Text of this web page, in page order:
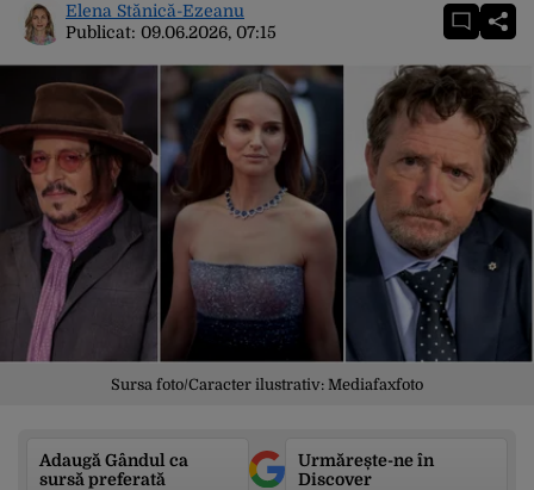
Elena Stănică-Ezeanu
Publicat: 09.06.2026, 07:15
Sursa foto/Caracter ilustrativ: Mediafaxfoto
Adaugă Gândul ca
sursă preferată
Urmărește-ne în
Discover